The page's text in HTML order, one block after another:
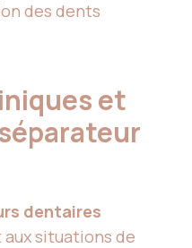
des dents
et
dentaires
aux situations de